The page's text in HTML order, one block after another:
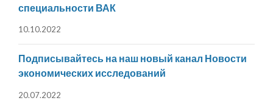
специальности ВАК
10.10.2022
Подписывайтесь на наш новый канал Новости
экономических исследований
20.07.2022